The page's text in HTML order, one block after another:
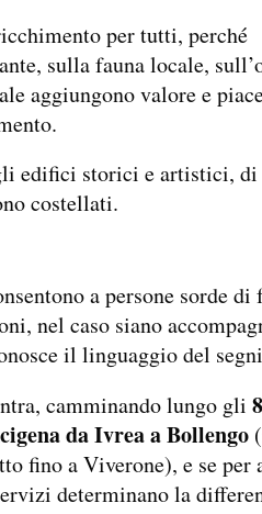
per tutti, perché
sulla fauna locale,
aggiungono valore e
edifici storici e artistici,
costellati.
a persone sorde di
nel caso siano
il linguaggio del
camminando lungo gli 8
da Ivrea a Bollengo
fino a Viverone), e se per
determinano la